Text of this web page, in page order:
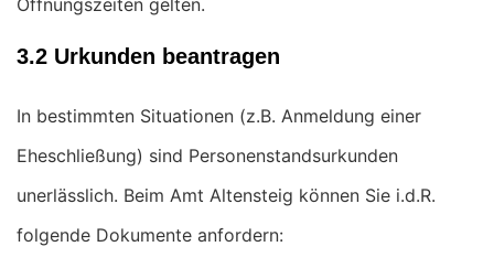
Öffnungszeiten gelten.
3.2 Urkunden beantragen
In bestimmten Situationen (z.B. Anmeldung einer
Eheschließung) sind Personenstandsurkunden
unerlässlich. Beim Amt Altensteig können Sie i.d.R.
folgende Dokumente anfordern: